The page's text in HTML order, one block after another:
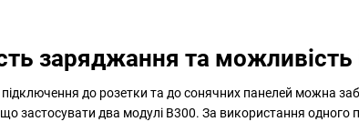
заряджання та
до розетки та до сонячних панелей можна
застосувати два модулі B300. За використання одного